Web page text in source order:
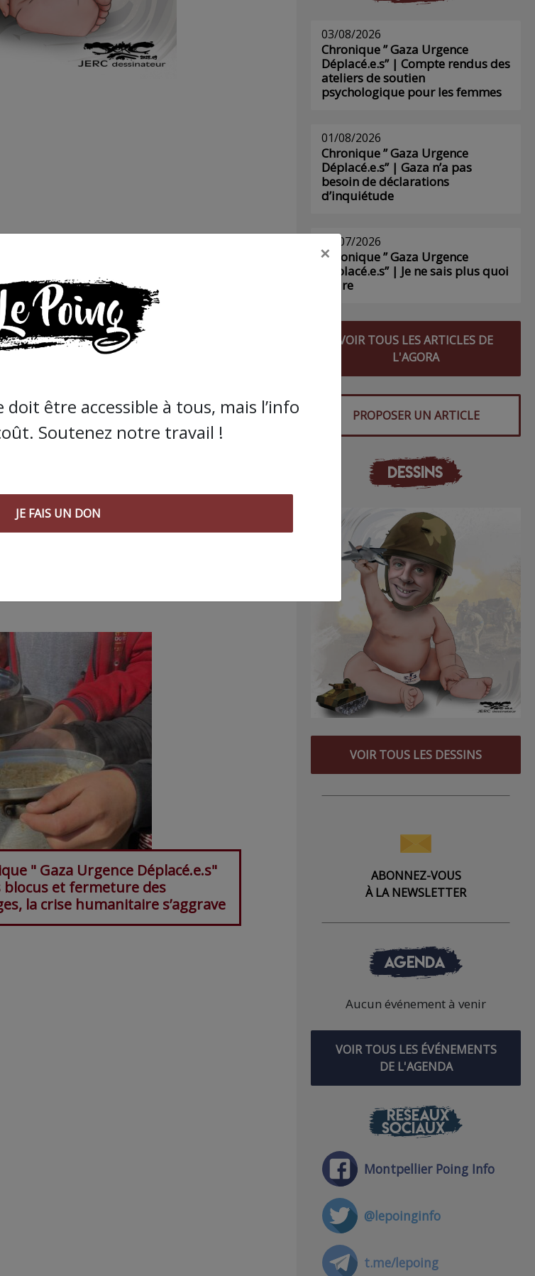
doit être accessible à toutes
nécessite du temps et de l’argent,
Pourvu que ça dure ! Ça
" Gaza Urgence Déplacé.e.s"
blocus et fermeture des
la crise humanitaire s’aggrave
03/08/2026
Chronique ” Gaza Urgence
Déplacé.e.s” | Compte rendus des
ateliers de soutien
psychologique pour les femmes
01/08/2026
Chronique ” Gaza Urgence
Déplacé.e.s” | Gaza n’a pas
besoin de déclarations
d’inquiétude
29/07/2026
Chronique ” Gaza Urgence
Déplacé.e.s” | Je ne sais plus quoi
écrire
VOIR TOUS LES ARTICLES DE
L'AGORA
PROPOSER UN ARTICLE
DESSINS
VOIR TOUS LES DESSINS
ABONNEZ-VOUS
À LA NEWSLETTER
AGENDA
Aucun événement à venir
VOIR TOUS LES ÉVÉNEMENTS
DE L'AGENDA
RÉSEAUX
SOCIAUX
Montpellier Poing Info
@lepoinginfo
t.me/lepoing
×
être accessible à tous, mais l’info
Soutenez notre travail !
JE FAIS UN DON